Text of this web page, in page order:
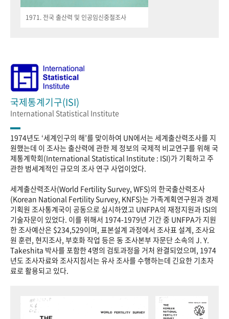
1971. 전국 출산력 및 인공임신중절조사
국제통계기구(ISI)
International Statistical Institute
1974년도 ‘세계인구의 해’를 맞이하여 UN에서는 세계출산력조사를 지
원했는데 이 조사는 출산력에 관한 제 정보의 국제적 비교연구를 위해 국
제통계학회(International Statistical Institute : ISI)가 기획하고 주
관한 범세계적인 규모의 조사 연구 사업이었다.
세계출산력조사(World Fertility Survey, WFS)의 한국출산력조사
(Korean National Fertility Survey, KNFS)는 가족계획연구원과 경제
기획원 조사통계국이 공동으로 실시하였고 UNFPA의 재정지원과 ISI의
기술자문이 있었다. 이를 위해서 1974-1979년 기간 중 UNFPA가 지원
한 조사예산은 $234,529이며, 표본설계 과정에서 조사표 설계, 조사요
원 훈련, 현지조사, 부호화 작업 등은 동 조사본부 자문단 소속의 J. Y.
Takeshita 박사를 포함한 4명의 검토과정을 거처 완결되었으며, 1974
년도 조사자료와 조사지침서는 유사 조사를 수행하는데 긴요한 기초자
료로 활용되고 있다.